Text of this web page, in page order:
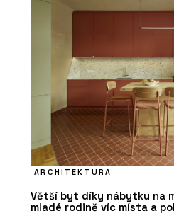
ARCHITEKTURA
Větší byt díky nábytku na
mladé rodině víc místa a